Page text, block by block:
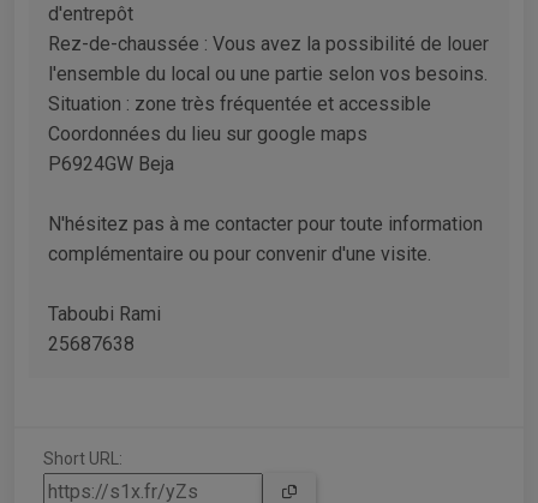
d'entrepôt
Rez-de-chaussée : Vous avez la possibilité de louer
l'ensemble du local ou une partie selon vos besoins.
Situation : zone très fréquentée et accessible
Coordonnées du lieu sur google maps
P6924GW Beja
N'hésitez pas à me contacter pour toute information
complémentaire ou pour convenir d'une visite.
Taboubi Rami
25687638
Short URL: